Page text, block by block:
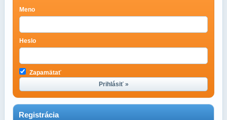
Meno
Heslo
Zapamätať
Prihlásiť »
Registrácia